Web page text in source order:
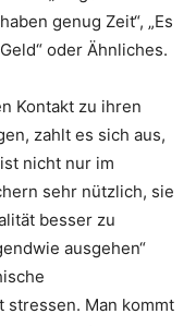
genug Zeit“, „Es
oder Ähnliches.
Kontakt zu ihren
zahlt es sich aus,
nicht nur im
sehr nützlich, sie
besser zu
ausgehen“
stressen. Man kommt